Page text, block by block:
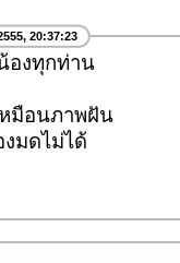
20:37:23
องทุกท่าน
มือนภาพฝัน
มดไม่ได้